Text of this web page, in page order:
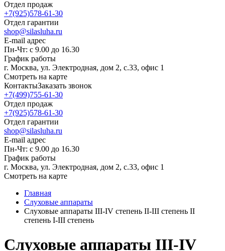
Отдел продаж
+7(925)578-61-30
Отдел гарантии
shop@silasluha.ru
E-mail адрес
Пн-Чт: с 9.00 до 16.30
График работы
г. Москва, ул. Электродная, дом 2, с.33, офис 1
Смотреть на карте
КонтактыЗаказать звонок
+7(499)755-61-30
Отдел продаж
+7(925)578-61-30
Отдел гарантии
shop@silasluha.ru
E-mail адрес
Пн-Чт: с 9.00 до 16.30
График работы
г. Москва, ул. Электродная, дом 2, с.33, офис 1
Смотреть на карте
Главная
Слуховые аппараты
Слуховые аппараты III-IV степень II-III степень II
степень I-III степень
Слуховые аппараты III-IV